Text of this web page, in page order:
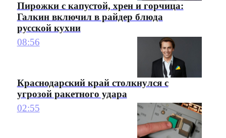
Пирожки с капустой, хрен и горчица:
Галкин включил в райдер блюда
русской кухни
08:56
Краснодарский край столкнулся с
угрозой ракетного удара
02:55